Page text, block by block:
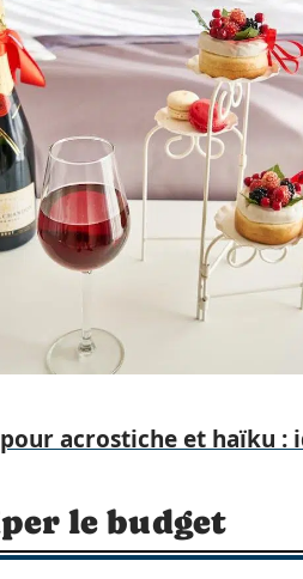
acrostiche et haïku :
le budget